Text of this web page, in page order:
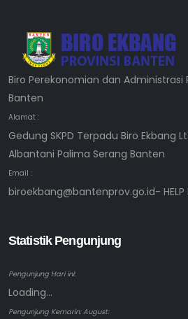
Biro Perekonomian dan Administrasi
Banten
Alamat :
Gedung SKPD Terpadu Biro Ekbang
Albantani Palima Serang Banten
Email :
biroekbang@bantenprov.go.id- HELP
Statistik Pengunjung
Pengunjung Hari ini:
Loading...
Pengunjung Kemarin: August: